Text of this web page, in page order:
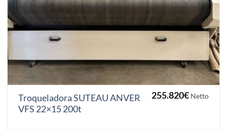
Troqueladora SUTEAU ANVER
VFS 22×15 200t
255.820€ Netto